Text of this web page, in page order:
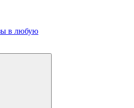
где провести отпуск. Горящие